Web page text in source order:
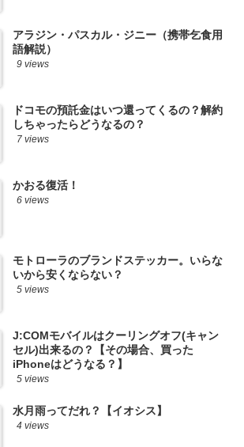
アラジン・パスカル・ジニー（携帯乞食用
語解説）
9 views
ドコモの預託金はいつ還ってくるの？解約
しちゃったらどうなるの？
7 views
かおる復活！
6 views
モトローラのブランドステッカー。いらな
いから安くならない？
5 views
J:COMモバイルはクーリングオフ(キャン
セル)出来るの？【その場合、買った
iPhoneはどうなる？】
5 views
水月雨ってだれ？【イオシス】
4 views